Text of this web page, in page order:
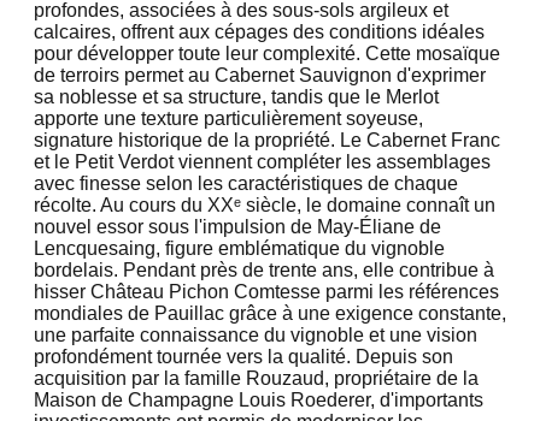
profondes, associées à des sous-sols argileux et
calcaires, offrent aux cépages des conditions idéales
pour développer toute leur complexité. Cette mosaïque
de terroirs permet au Cabernet Sauvignon d'exprimer
sa noblesse et sa structure, tandis que le Merlot
apporte une texture particulièrement soyeuse,
signature historique de la propriété. Le Cabernet Franc
et le Petit Verdot viennent compléter les assemblages
avec finesse selon les caractéristiques de chaque
récolte. Au cours du XXᵉ siècle, le domaine connaît un
nouvel essor sous l'impulsion de May-Éliane de
Lencquesaing, figure emblématique du vignoble
bordelais. Pendant près de trente ans, elle contribue à
hisser Château Pichon Comtesse parmi les références
mondiales de Pauillac grâce à une exigence constante,
une parfaite connaissance du vignoble et une vision
profondément tournée vers la qualité. Depuis son
acquisition par la famille Rouzaud, propriétaire de la
Maison de Champagne Louis Roederer, d'importants